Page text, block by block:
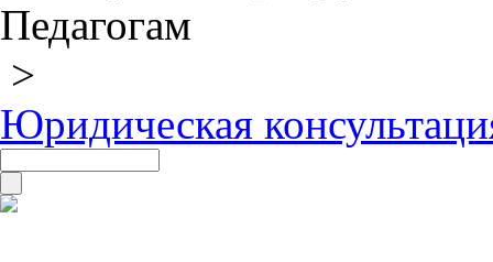
Педагогам
>
Юридическая